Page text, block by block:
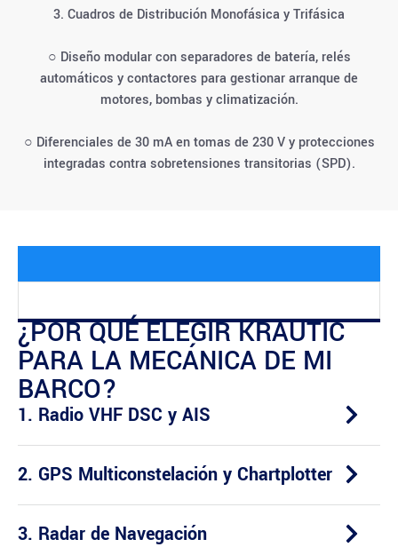
3. Cuadros de Distribución Monofásica y Trifásica
○ Diseño modular con separadores de batería, relés
automáticos y contactores para gestionar arranque de
motores, bombas y climatización.
○ Diferenciales de 30 mA en tomas de 230 V y protecciones
integradas contra sobretensiones transitorias (SPD).
¿POR QUÉ ELEGIR KRAUTIC
PARA LA MECÁNICA DE MI
BARCO?
1. Radio VHF DSC y AIS
2. GPS Multiconstelación y Chartplotter
3. Radar de Navegación